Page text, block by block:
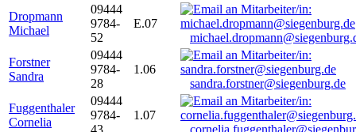
Dropmann
Michael
09444
9784-
52
E.07
Forstner
Sandra
09444
9784-
28
1.06
sandra.forstner@siegenburg.de
Fuggenthaler
Cornelia
09444
9784-
1.07